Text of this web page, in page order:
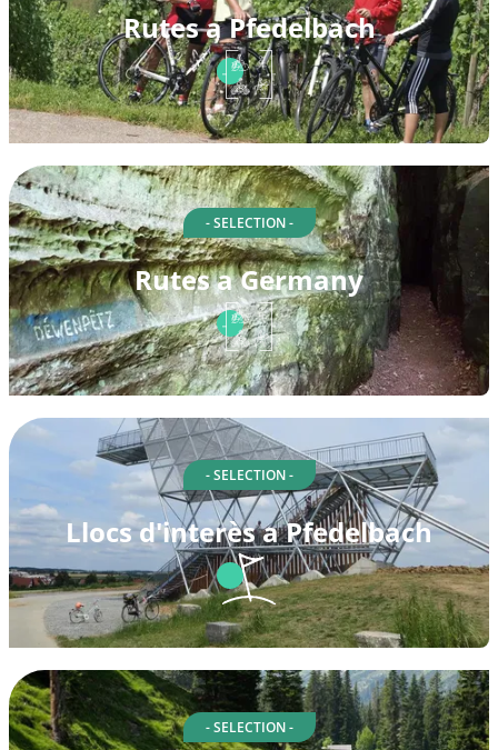
Rutes a Pfedelbach
- SELECTION -
Rutes a Germany
- SELECTION -
Llocs d'interès a Pfedelbach
- SELECTION -